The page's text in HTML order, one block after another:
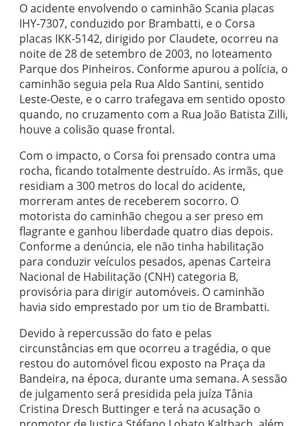
O acidente envolvendo o caminhão Scania placas
IHY-7307, conduzido por Brambatti, e o Corsa
placas IKK-5142, dirigido por Claudete, ocorreu na
noite de 28 de setembro de 2003, no loteamento
Parque dos Pinheiros. Conforme apurou a polícia, o
caminhão seguia pela Rua Aldo Santini, sentido
Leste-Oeste, e o carro trafegava em sentido oposto
quando, no cruzamento com a Rua João Batista Zilli,
houve a colisão quase frontal.
Com o impacto, o Corsa foi prensado contra uma
rocha, ficando totalmente destruído. As irmãs, que
residiam a 300 metros do local do acidente,
morreram antes de receberem socorro. O
motorista do caminhão chegou a ser preso em
flagrante e ganhou liberdade quatro dias depois.
Conforme a denúncia, ele não tinha habilitação
para conduzir veículos pesados, apenas Carteira
Nacional de Habilitação (CNH) categoria B,
provisória para dirigir automóveis. O caminhão
havia sido emprestado por um tio de Brambatti.
Devido à repercussão do fato e pelas
circunstâncias em que ocorreu a tragédia, o que
restou do automóvel ficou exposto na Praça da
Bandeira, na época, durante uma semana. A sessão
de julgamento será presidida pela juíza Tânia
Cristina Dresch Buttinger e terá na acusação o